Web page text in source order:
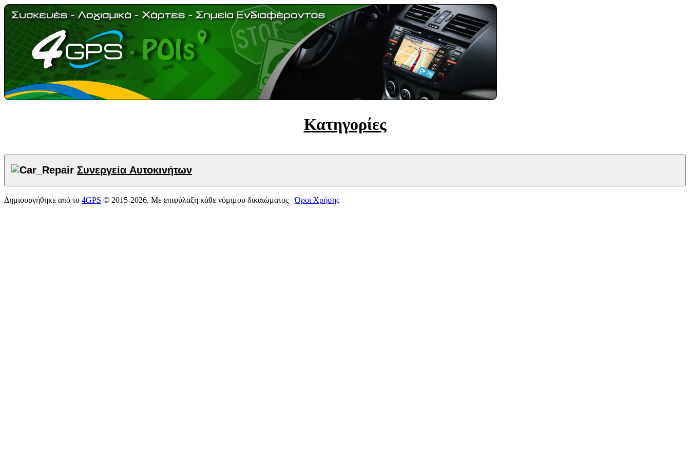
Κατηγορίες
Συνεργεία Αυτοκινήτων
Δημιουργήθηκε από το 4GPS © 2015-2026. Με επιφύλαξη κάθε νόμιμου δικαιώματοςΌροι Χρήσης